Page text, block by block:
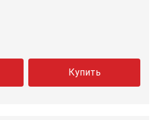
Купить